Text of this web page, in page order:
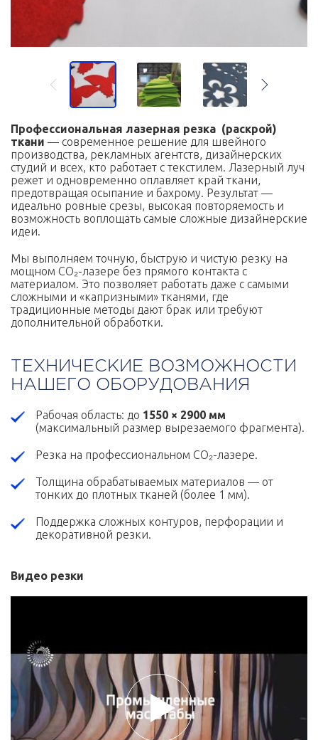
Профессиональная лазерная резка (раскрой)
ткани — современное решение для швейного
производства, рекламных агентств, дизайнерских
студий и всех, кто работает с текстилем. Лазерный луч
режет и одновременно оплавляет край ткани,
предотвращая осыпание и бахрому. Результат —
идеально ровные срезы, высокая повторяемость и
возможность воплощать самые сложные дизайнерские
идеи.
Мы выполняем точную, быструю и чистую резку на
мощном CO₂-лазере без прямого контакта с
материалом. Это позволяет работать даже с самыми
сложными и «капризными» тканями, где
традиционные методы дают брак или требуют
дополнительной обработки.
ТЕХНИЧЕСКИЕ ВОЗМОЖНОСТИ
НАШЕГО ОБОРУДОВАНИЯ
Рабочая область: до 1550 × 2900 мм
(максимальный размер вырезаемого фрагмента).
Резка на профессиональном CO₂-лазере.
Толщина обрабатываемых материалов — от
тонких до плотных тканей (более 1 мм).
Поддержка сложных контуров, перфорации и
декоративной резки.
Видео резки